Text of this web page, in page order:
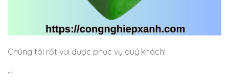
Chúng tôi rất vui được phục vụ quý khách!
“`